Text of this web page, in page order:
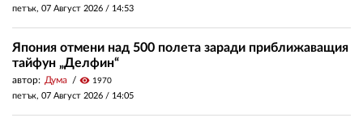
петък, 07 Август 2026 / 14:53
Япония отмени над 500 полета заради приближаващия
тайфун „Делфин“
автор: Дума visibility 1970
петък, 07 Август 2026 / 14:05